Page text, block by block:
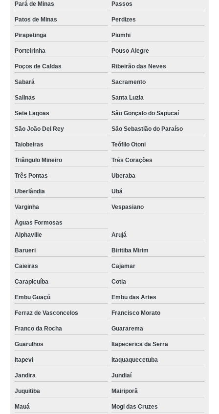
Pará de Minas Passos
Patos de Minas Perdizes
Pirapetinga Piumhi
Porteirinha Pouso Alegre
Poços de Caldas Ribeirão das Neves
Sabará Sacramento
Salinas Santa Luzia
Sete Lagoas São Gonçalo do Sapucaí
São João Del Rey São Sebastião do Paraíso
Taiobeiras Teófilo Otoni
Triângulo Mineiro Três Corações
Três Pontas Uberaba
Uberlândia Ubá
Varginha Vespasiano
Águas Formosas
Alphaville
Arujá
Barueri Biritiba Mirim
Caieiras Cajamar
Carapicuíba Cotia
Embu Guaçú Embu das Artes
Ferraz de Vasconcelos Francisco Morato
Franco da Rocha Guararema
Guarulhos Itapecerica da Serra
Itapevi Itaquaquecetuba
Jandira Jundiaí
Juquitiba Mairiporã
Mauá Mogi das Cruzes